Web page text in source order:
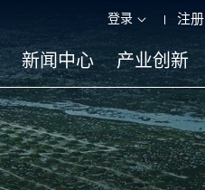
登录 注册
新闻中心 产业创新